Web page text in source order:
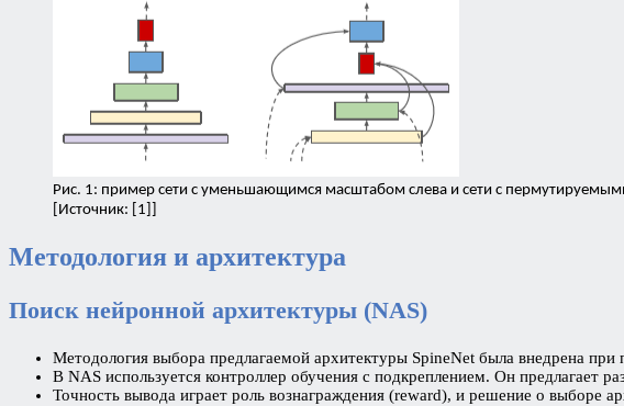
Рис. 1: пример сети с уменьшающимся масштабом слева и сети с
[Источник: [1]]
Методология и архитектура
Поиск нейронной архитектуры (NAS)
Методология выбора предлагаемой архитектуры SpineNet была внедрена
В NAS используется контроллер обучения с подкреплением. Он предлагает
Точность вывода играет роль вознаграждения (reward), и решение о выборе